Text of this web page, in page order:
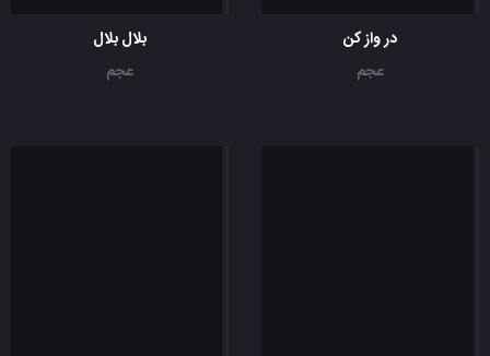
در واز کن
عجم
بلال بلال
عجم